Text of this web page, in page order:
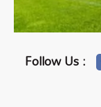
Follow Us :